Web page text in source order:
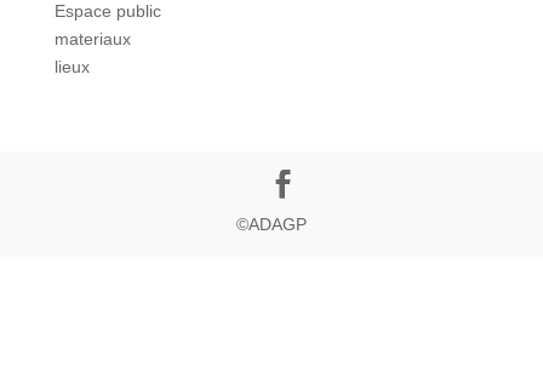
Espace public
materiaux
lieux
©ADAGP